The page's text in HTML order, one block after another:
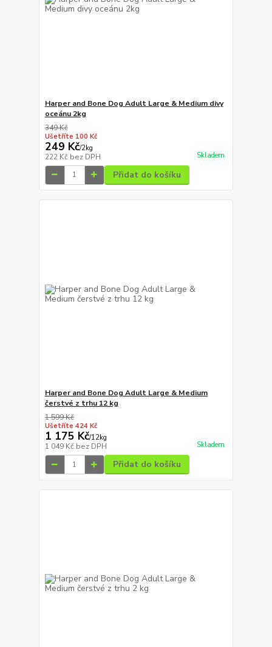
Harper and Bone Dog Adult Large & Medium divy
oceánu 2kg
349 Kč
Ušetříte 100 Kč
249 Kč/2kg
222 Kč bez DPH Skladem
Přidat do košíku
Harper and Bone Dog Adult Large & Medium
čerstvé z trhu 12 kg
1 599 Kč
Ušetříte 424 Kč
1 175 Kč/12kg
1 049 Kč bez DPH Skladem
Přidat do košíku